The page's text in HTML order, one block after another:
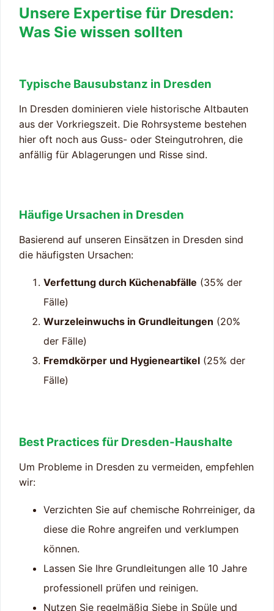
Unsere Expertise für Dresden:
Was Sie wissen sollten
Typische Bausubstanz in Dresden
In Dresden dominieren viele historische Altbauten
aus der Vorkriegszeit. Die Rohrsysteme bestehen
hier oft noch aus Guss- oder Steingutrohren, die
anfällig für Ablagerungen und Risse sind.
Häufige Ursachen in Dresden
Basierend auf unseren Einsätzen in Dresden sind
die häufigsten Ursachen:
Verfettung durch Küchenabfälle (35% der
Fälle)
Wurzeleinwuchs in Grundleitungen (20%
der Fälle)
Fremdkörper und Hygieneartikel (25% der
Fälle)
Best Practices für Dresden-Haushalte
Um Probleme in Dresden zu vermeiden, empfehlen
wir:
Verzichten Sie auf chemische Rohrreiniger, da
diese die Rohre angreifen und verklumpen
können.
Lassen Sie Ihre Grundleitungen alle 10 Jahre
professionell prüfen und reinigen.
Nutzen Sie regelmäßig Siebe in Spüle und